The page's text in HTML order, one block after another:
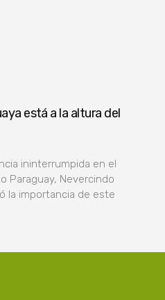
está a la altura del
ininterrumpida en el
Paraguay, Nevercindo
la importancia de este